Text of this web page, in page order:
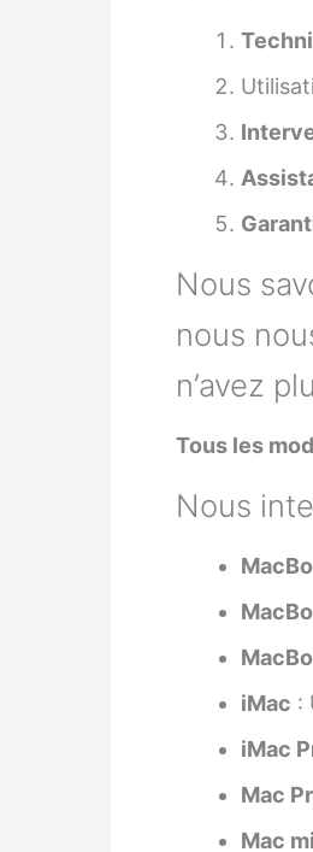
Nous
nous
n’avez
Tous les
Nous
iMac :
iMac
Mac
Mac